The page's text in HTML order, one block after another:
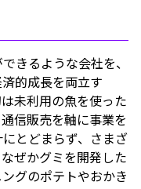
きるような会社を、
的成長を両立す
未利用の魚を使った
信販売を軸に事業を
とどまらず、さまざ
ぜかグミを開発した
グのポテトやおかき